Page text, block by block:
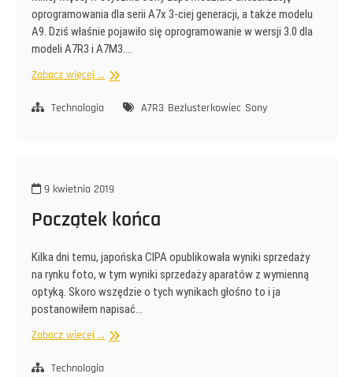
oprogramowania dla serii A7x 3-ciej generacji, a także modelu
A9. Dziś właśnie pojawiło się oprogramowanie w wersji 3.0 dla
modeli A7R3 i A7M3.…
Zobacz więcej ... A7R3
Technologia A7R3 Bezlusterkowiec Sony
9 kwietnia 2019
Początek końca
Kilka dni temu, japońska CIPA opublikowała wyniki sprzedaży
na rynku foto, w tym wyniki sprzedaży aparatów z wymienną
optyką. Skoro wszędzie o tych wynikach głośno to i ja
postanowiłem napisać…
Zobacz więcej ... Początek
Technologia